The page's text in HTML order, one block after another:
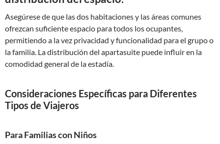
Asegúrese de que las dos habitaciones y las áreas comunes
ofrezcan suficiente espacio para todos los ocupantes,
permitiendo a la vez privacidad y funcionalidad para el grupo o
la familia. La distribución del apartasuite puede influir en la
comodidad general de la estadía.
Consideraciones Específicas para Diferentes
Tipos de Viajeros
Para Familias con Niños